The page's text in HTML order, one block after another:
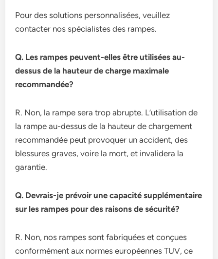
Pour des solutions personnalisées, veuillez
contacter nos spécialistes des rampes.
Q. Les rampes peuvent-elles être utilisées au-
dessus de la hauteur de charge maximale
recommandée?
R. Non, la rampe sera trop abrupte. L’utilisation de
la rampe au-dessus de la hauteur de chargement
recommandée peut provoquer un accident, des
blessures graves, voire la mort, et invalidera la
garantie.
Q. Devrais-je prévoir une capacité supplémentaire
sur les rampes pour des raisons de sécurité?
R. Non, nos rampes sont fabriquées et conçues
conformément aux normes européennes TUV, ce